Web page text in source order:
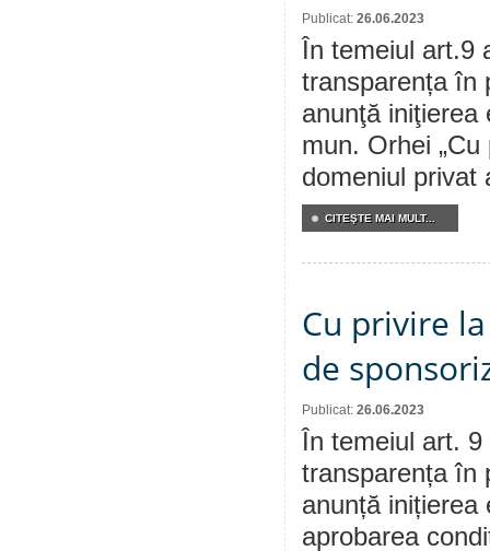
Publicat: 26.06.2023
În temeiul art.9
transparența în
anunţă iniţierea
mun. Orhei
domeniul privat
CITEŞTE MAI MULT...
Cu privire
de
Publicat: 26.06.2023
În temeiul art.
transparența în
anunță inițierea
aprobarea